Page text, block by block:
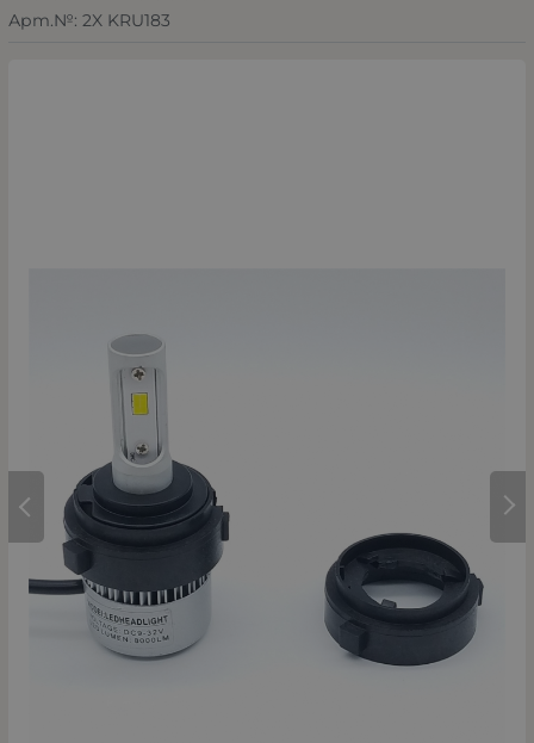
Арт.№: 2X KRU183